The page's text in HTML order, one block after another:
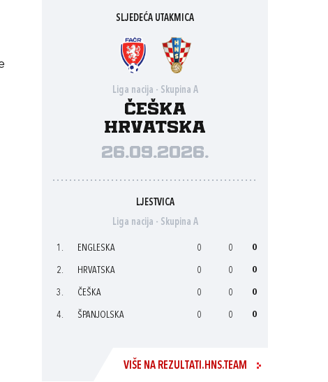
SLJEDEĆA UTAKMICA
Liga nacija - Skupina A
Češka
Hrvatska
26.09.2026.
LJESTVICA
Liga nacija - Skupina A
1. ENGLESKA 0 0 0
2. HRVATSKA 0 0 0
3. ČEŠKA 0 0 0
4. ŠPANJOLSKA 0 0 0
VIŠE NA REZULTATI.HNS.TEAM